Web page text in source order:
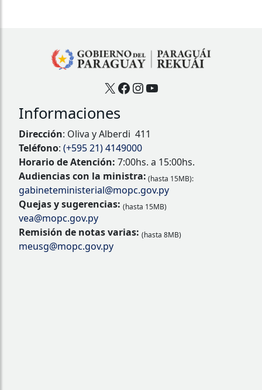
X Facebook
Instagram
YouTube
Informaciones
Dirección: Oliva y Alberdi 411
Teléfono: (+595 21) 4149000
Horario de Atención: 7:00hs. a 15:00hs.
Audiencias con la ministra: (hasta 15MB):
gabineteministerial@mopc.gov.py
Quejas y sugerencias: (hasta 15MB)
vea@mopc.gov.py
Remisión de notas varias: (hasta 8MB)
meusg@mopc.gov.py